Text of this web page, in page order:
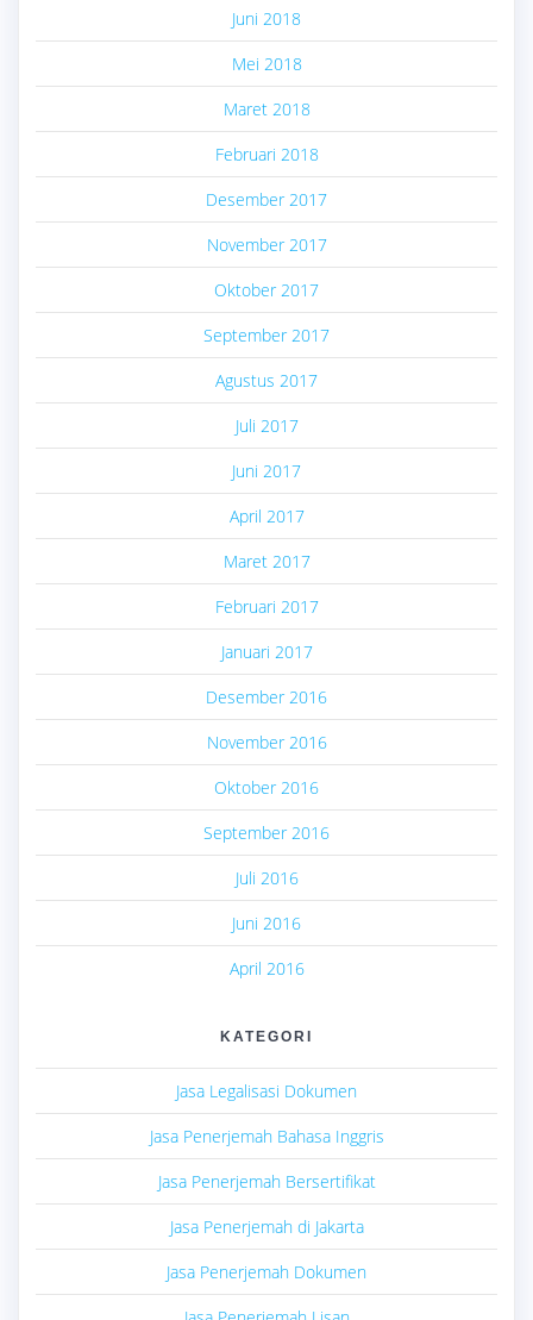
Juni 2018
Mei 2018
Maret 2018
Februari 2018
Desember 2017
November 2017
Oktober 2017
September 2017
Agustus 2017
Juli 2017
Juni 2017
April 2017
Maret 2017
Februari 2017
Januari 2017
Desember 2016
November 2016
Oktober 2016
September 2016
Juli 2016
Juni 2016
April 2016
KATEGORI
Jasa Legalisasi Dokumen
Jasa Penerjemah Bahasa Inggris
Jasa Penerjemah Bersertifikat
Jasa Penerjemah di Jakarta
Jasa Penerjemah Dokumen